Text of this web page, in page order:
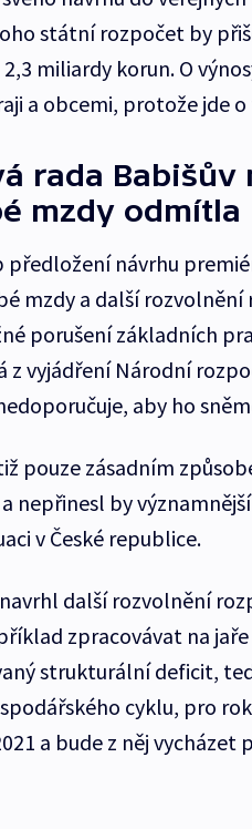
státní rozpočet by
miliardy korun. O
a obcemi, protože jde
rada Babišův
mzdy odmítla
předložení návrhu
mzdy a další
porušení základních
z vyjádření Národní
aby ho
pouze zásadním
nepřinesl by
v České republice.
další rozvolnění
zpracovávat na
strukturální deficit,
cyklu, pro
a bude z něj